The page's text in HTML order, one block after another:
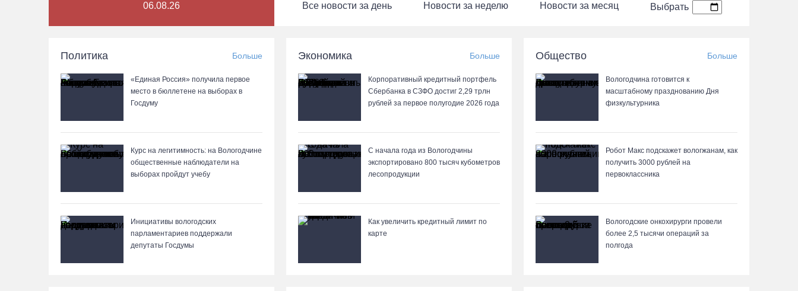
06.08.26 Все новости за день Новости за неделю Новости за месяц Выбрать
Политика Больше
«Единая Россия» получила первое
место в бюллетене на выборах в
Госдуму
Курс на легитимность: на Вологодчине
общественные наблюдатели на
выборах пройдут учебу
Инициативы вологодских
парламентариев поддержали
депутаты Госдумы
Экономика Больше
Корпоративный кредитный портфель
Сбербанка в СЗФО достиг 2,29 трлн
рублей за первое полугодие 2026 года
С начала года из Вологодчины
экспортировано 800 тысяч кубометров
лесопродукции
Как увеличить кредитный лимит по
карте
Общество Больше
Вологодчина готовится к
масштабному празднованию Дня
физкультурника
Робот Макс подскажет вологжанам, как
получить 3000 рублей на
первоклассника
Вологодские онкохирурги провели
более 2,5 тыcячи операций за
полгода